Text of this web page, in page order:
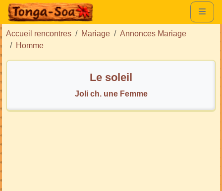
Accueil rencontres Mariage
Annonces Mariage
Homme
Le soleil
Joli ch. une Femme